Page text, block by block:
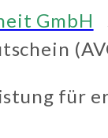
GmbH
für